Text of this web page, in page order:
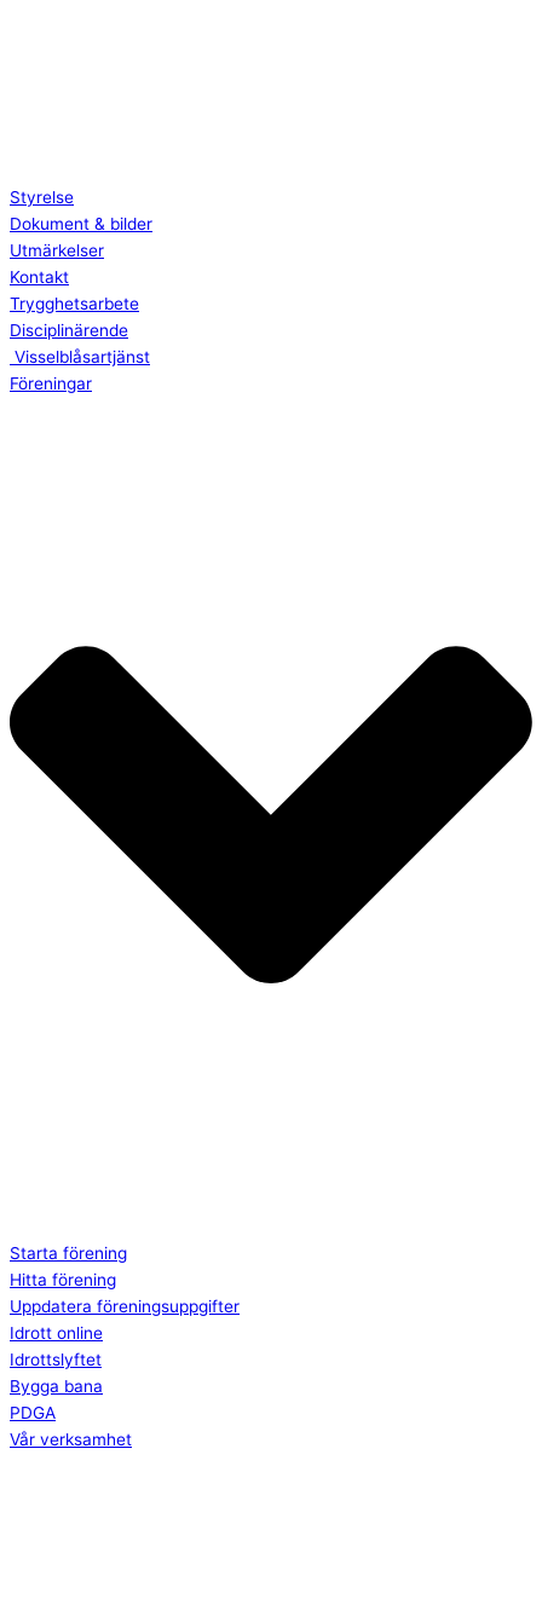
Styrelse
Dokument & bilder
Utmärkelser
Kontakt
Trygghetsarbete
Disciplinärende
Visselblåsartjänst
Föreningar
Starta förening
Hitta förening
Uppdatera föreningsuppgifter
Idrott online
Idrottslyftet
Bygga bana
PDGA
Vår verksamhet